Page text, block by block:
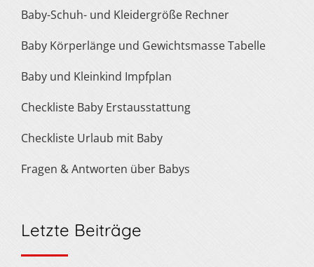
Baby-Schuh- und Kleidergröße Rechner
Baby Körperlänge und Gewichtsmasse Tabelle
Baby und Kleinkind Impfplan
Checkliste Baby Erstausstattung
Checkliste Urlaub mit Baby
Fragen & Antworten über Babys
Letzte Beiträge